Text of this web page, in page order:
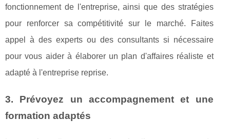
fonctionnement de l'entreprise, ainsi que des stratégies
pour renforcer sa compétitivité sur le marché. Faites
appel à des experts ou des consultants si nécessaire
pour vous aider à élaborer un plan d'affaires réaliste et
adapté à l'entreprise reprise.
3. Prévoyez un accompagnement et une
formation adaptés